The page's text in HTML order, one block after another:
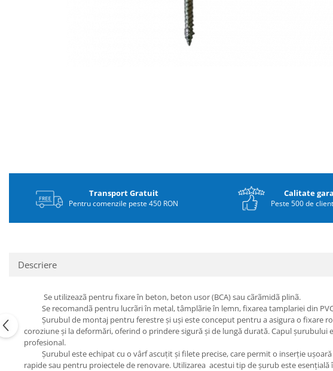
Transport Gratuit
Pentru comenzile peste 450 RON
Calitate
Peste 500 de
Descriere
Se utilizeazã pentru fixare în beton, beton usor (BCA) sau cãrãmidã plinã.
Se recomandã pentru lucrãri în metal, tâmplãrie în lemn, fixarea tamplariei din PVC
Șurubul de montaj pentru ferestre și uși este conceput pentru a asigura o fixare
coroziune și la deformări, oferind o prindere sigură și de lungă durată. Capul
profesional.
Șurubul este echipat cu o vârf ascuțit și filete precise, care permit o inserție
rapide sau pentru proiectele de renovare. Utilizarea acestui tip de șurub este